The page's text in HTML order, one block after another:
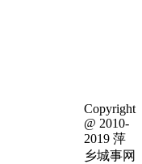
Copyright
@ 2010-
2019 萍
乡城事网